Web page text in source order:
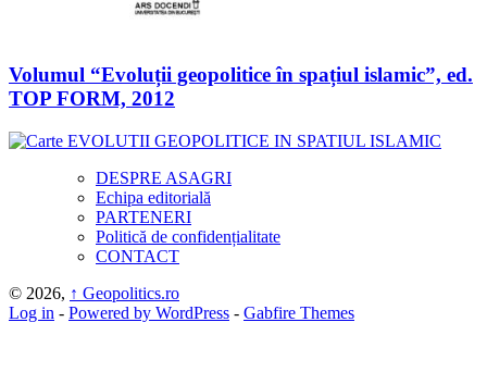
Volumul “Evoluții geopolitice în spațiul islamic”, ed.
TOP FORM, 2012
DESPRE ASAGRI
Echipa editorială
PARTENERI
Politică de confidențialitate
CONTACT
© 2026, ↑ Geopolitics.ro
Log in - Powered by WordPress - Gabfire Themes